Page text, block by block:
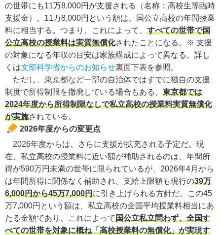
の世帯にも11万8,000円が支援される（名称：高校生等臨時
支援金）。11万8,000円という額は、国公立高校の年間授業
料に相当する。つまり、これによって、 すべての世帯で国
公立高校の授業料は実質無償化されたことになる。
※ 支援
の対象になる年収の目安は家族構成によって異なる。詳し
くは文部科学省からのお知らせ裏面下表を参照。
ただし、東京都など一部の自治体ではすでに独自の支援
制度で所得制限を撤廃している場合もある。 東京都では
2024年度から所得制限なしで私立高校の授業料実質無償化
が実施されている。
2026年度からの変更点
2026年度からは、さらに支援が拡充される予定だ。現
在、私立高校の授業料に近い額が補助されるのは、年間所
得が590万円未満の世帯に限られているが、2026年4月から
は年間所得に関係なく補助され、支給上限額も現行の39万
6,000円から45万7,000円に引き上げられる方針だ。この45
万7,000円という額は、私立高校の全国平均授業料相当にあ
たる金額であり、これによって国公立私立問わず、全国す
べての世帯を対象に概ね「高校授業料の無償化」が実現す